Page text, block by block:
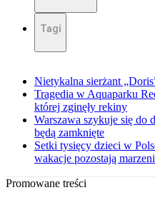
Tagi
Nietykalna sierżant
Tragedia w Aquaparku
której zginęły rekiny
Warszawa szykuje się do
będą zamknięte
Setki tysięcy dzieci w
wakacje pozostają
Promowane treści